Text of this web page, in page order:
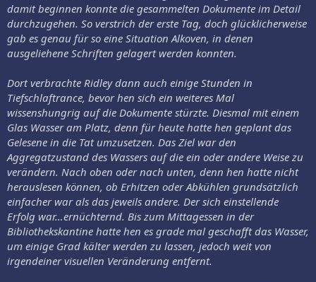
damit beginnen konnte die gesammelten Dokumente im Detail
durchzugehen. So verstrich der erste Tag, doch glücklicherweise
gab es genau für so eine Situation Alkoven, in denen
ausgeliehene Schriften gelagert werden konnten.
Dort verbrachte Ridley dann auch einige Stunden in
Tiefschlaftrance, bevor hen sich ein weiteres Mal
wissenshungrig auf die Dokumente stürzte. Diesmal mit einem
Glas Wasser am Platz, denn für heute hatte hen geplant das
Gelesene in die Tat umzusetzen. Das Ziel war den
Aggregatzustand des Wassers auf die ein oder andere Weise zu
verändern. Nach oben oder nach unten, denn hen hatte nicht
herauslesen können, ob Erhitzen oder Abkühlen grundsätzlich
einfacher war als das jeweils andere. Der sich einstellende
Erfolg war…ernüchternd. Bis zum Mittagessen in der
Bibliothekskantine hatte hen es grade mal geschafft das Wasser,
um einige Grad kälter werden zu lassen, jedoch weit von
irgendeiner visuellen Veränderung entfernt.